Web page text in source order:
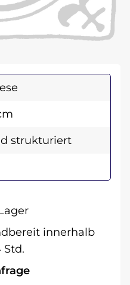
strukturiert
innerhalb
Std.